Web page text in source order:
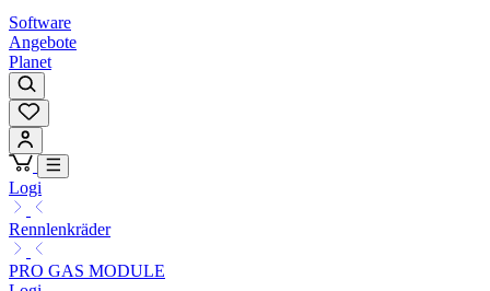
Software
Angebote
Planet
Logi
Rennlenkräder
PRO GAS MODULE